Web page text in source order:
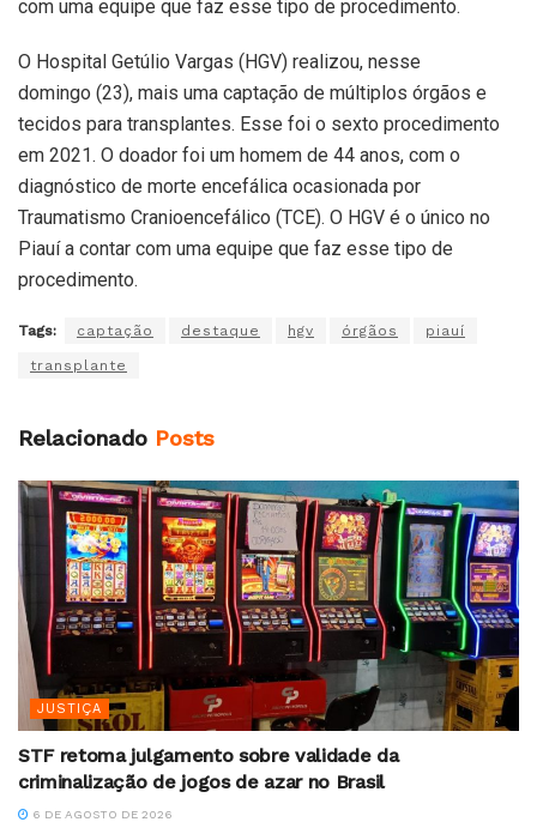
com uma equipe que faz esse tipo de procedimento.
O Hospital Getúlio Vargas (HGV) realizou, nesse
domingo (23), mais uma captação de múltiplos órgãos e
tecidos para transplantes. Esse foi o sexto procedimento
em 2021. O doador foi um homem de 44 anos, com o
diagnóstico de morte encefálica ocasionada por
Traumatismo Cranioencefálico (TCE). O HGV é o único no
Piauí a contar com uma equipe que faz esse tipo de
procedimento.
Tags: captação destaque hgv órgãos piauí
transplante
Relacionado Posts
JUSTIÇA
STF retoma julgamento sobre validade da
criminalização de jogos de azar no Brasil
6 DE AGOSTO DE 2026